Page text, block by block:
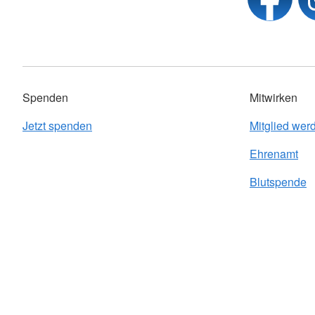
Spenden
Jetzt spenden
Mitwirken
Mitglied
Ehrenamt
Blutspende